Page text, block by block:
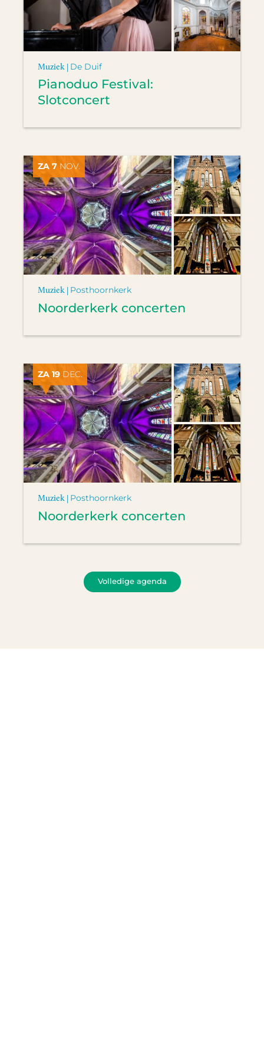
Muziek | De Duif
Pianoduo Festival:
Slotconcert
ZA 7 NOV.
Muziek | Posthoornkerk
Noorderkerk concerten
ZA 19 DEC.
Muziek | Posthoornkerk
Noorderkerk concerten
Volledige agenda